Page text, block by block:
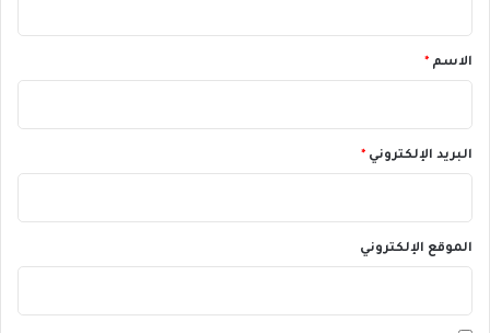
*الاسم *
البريد الإلكتروني *
الموقع الإلكتروني